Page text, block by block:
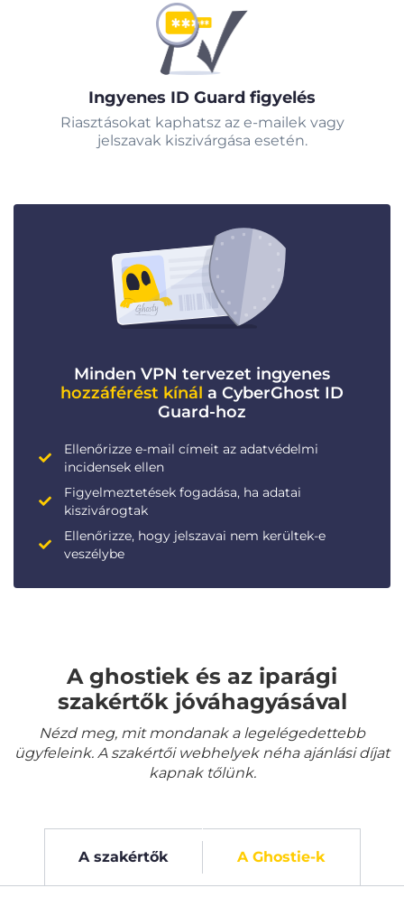
Ingyenes ID Guard figyelés
Riasztásokat kaphatsz az e-mailek vagy
jelszavak kiszivárgása esetén.
Minden VPN tervezet ingyenes
hozzáférést kínál a CyberGhost ID
Guard-hoz
Ellenőrizze e-mail címeit az adatvédelmi
incidensek ellen
Figyelmeztetések fogadása, ha adatai
kiszivárogtak
Ellenőrizze, hogy jelszavai nem kerültek-e
veszélybe
A ghostiek és az iparági
szakértők jóváhagyásával
Nézd meg, mit mondanak a legelégedettebb
ügyfeleink. A szakértői webhelyek néha ajánlási díjat
kapnak tőlünk.
A szakértők A Ghostie-k